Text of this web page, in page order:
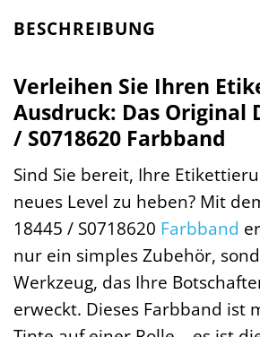
BESCHREIBUNG
Verleihen Sie Ihren
Ausdruck: Das Original
/ S0718620 Farbband
Sind Sie bereit, Ihre
neues Level zu heben? Mit
18445 / S0718620 Farbband
nur ein simples Zubehör,
Werkzeug, das Ihre
erweckt. Dieses Farbband ist